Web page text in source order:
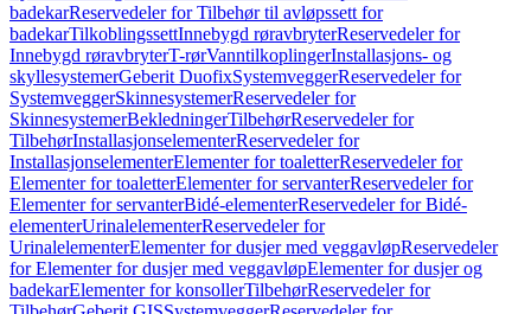
badekarReservedeler for Tilbehør til avløpssett for
badekarTilkoblingssettInnebygd røravbryterReservedeler for
Innebygd røravbryterT-rørVanntilkoplingerInstallasjons- og
skyllesystemerGeberit DuofixSystemveggerReservedeler for
SystemveggerSkinnesystemerReservedeler for
SkinnesystemerBekledningerTilbehørReservedeler for
TilbehørInstallasjonselementerReservedeler for
InstallasjonselementerElementer for toaletterReservedeler for
Elementer for toaletterElementer for servanterReservedeler for
Elementer for servanterBidé-elementerReservedeler for Bidé-
elementerUrinalelementerReservedeler for
UrinalelementerElementer for dusjer med veggavløpReservedeler
for Elementer for dusjer med veggavløpElementer for dusjer og
badekarElementer for konsollerTilbehørReservedeler for